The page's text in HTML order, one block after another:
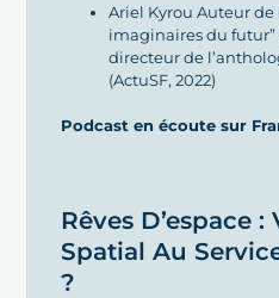
Ariel Kyrou Auteur de
imaginaires du futur”
directeur de
(ActuSF, 2022)
Podcast en écoute sur
Rêves D’espace
Spatial Au
?